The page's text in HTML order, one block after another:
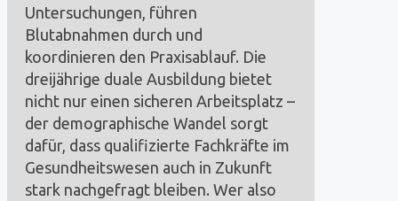
Untersuchungen, führen
Blutabnahmen durch und
koordinieren den Praxisablauf. Die
dreijährige duale Ausbildung bietet
nicht nur einen sicheren Arbeitsplatz –
der demographische Wandel sorgt
dafür, dass qualifizierte Fachkräfte im
Gesundheitswesen auch in Zukunft
stark nachgefragt bleiben. Wer also